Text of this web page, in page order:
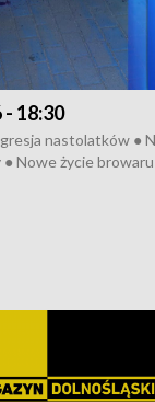
- 18:30
nastolatków ●
Nowe życie